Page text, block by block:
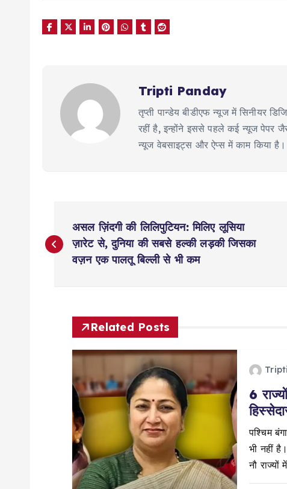
Tripti Panday
तृप्ती पान्डेय बीडीएफ न्यूज में सिनीयर
रहीं है, इन्होंने इससे पहले कई न्यूज पेपर
न्यूज वेबसाइट्स और ऐप्स में काम किया
o
असल ज़िंदगी की लिलिपुटियन: मिलिए लूसिया
ज़ारेट से, दुनिया की सबसे हल्की लड़की जिसका
वज़न एक पालतू बिल्ली से भी कम
Related Posts
6
पश्चिम
भी नहीं
नौ राज्यों